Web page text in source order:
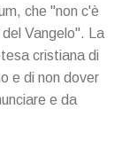
che "non c'è
Vangelo". La
cristiana di
e di non dover
e da